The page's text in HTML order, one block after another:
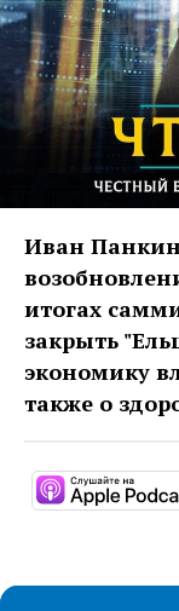
Иван
итогах
закрыть
экономику
также о